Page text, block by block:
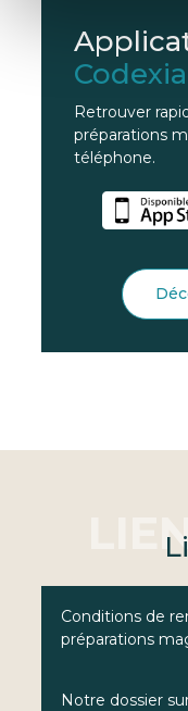
Retrouver
préparations
téléphone.
Conditions de
préparations
Notre dossier